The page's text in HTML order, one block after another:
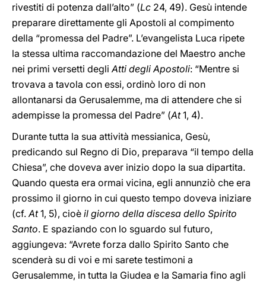
rivestiti di potenza dall’alto” (Lc 24, 49). Gesù intende
preparare direttamente gli Apostoli al compimento
della “promessa del Padre”. L’evangelista Luca ripete
la stessa ultima raccomandazione del Maestro anche
nei primi versetti degliAtti degli Apostoli: “Mentre si
trovava a tavola con essi, ordinò loro di non
allontanarsi da Gerusalemme, ma di attendere che si
adempisse la promessa del Padre” (At1, 4).
Durante tutta la sua attività messianica, Gesù,
predicando sul Regno di Dio, preparava “il tempo della
Chiesa”, che doveva aver inizio dopo la sua dipartita.
Quando questa era ormai vicina, egli annunziò che era
prossimo il giorno in cui questo tempo doveva iniziare
(cf.At1, 5), cioè il giorno della discesa dello Spirito
Santo. E spaziando con lo sguardo sul futuro,
aggiungeva: “Avrete forza dallo Spirito Santo che
scenderà su di voi e mi sarete testimoni a
Gerusalemme, in tutta la Giudea e la Samaria fino agli